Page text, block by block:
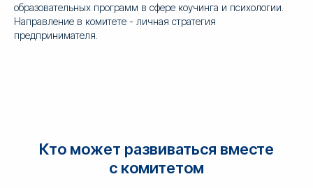
образовательных программ в сфере коучинга и психологии.
Направление в комитете - личная стратегия
предпринимателя.
Кто может развиваться вместе
с комитетом